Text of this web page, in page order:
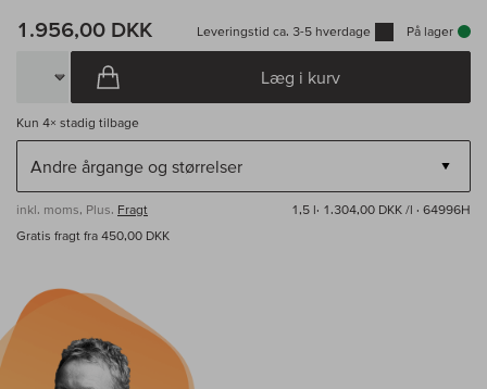
1.956,00 DKK Leveringstid ca. 3-5 hverdage På lager
Læg i kurv
Kun 4× stadig tilbage
inkl. moms, Plus. Fragt 1,5 l· 1.304,00 DKK /l · 64996H
Gratis fragt fra 450,00 DKK